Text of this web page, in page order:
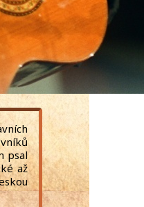
psal
až